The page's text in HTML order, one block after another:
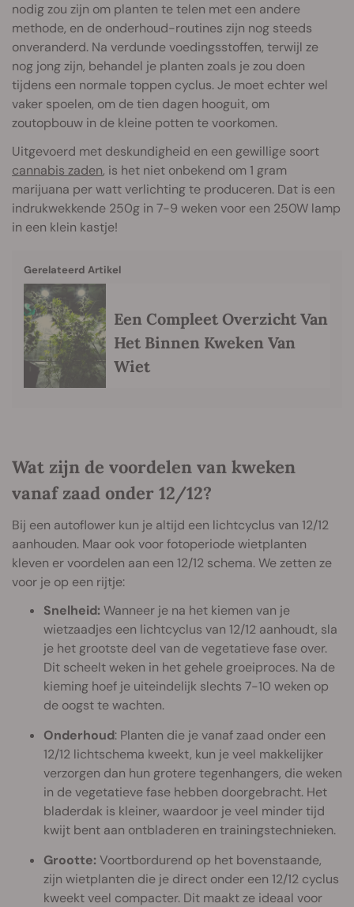
nodig zou zijn om planten te telen met een andere
methode, en de onderhoud-routines zijn nog steeds
onveranderd. Na verdunde voedingsstoffen, terwijl ze
nog jong zijn, behandel je planten zoals je zou doen
tijdens een normale toppen cyclus. Je moet echter wel
vaker spoelen, om de tien dagen hooguit, om
zoutopbouw in de kleine potten te voorkomen.
Uitgevoerd met deskundigheid en een gewillige soort
cannabis zaden, is het niet onbekend om 1 gram
marijuana per watt verlichting te produceren. Dat is een
indrukwekkende 250g in 7-9 weken voor een 250W lamp
in een klein kastje!
Gerelateerd Artikel
Een Compleet Overzicht Van
Het Binnen Kweken Van
Wiet
Wat zijn de voordelen van kweken
vanaf zaad onder 12/12?
Bij een autoflower kun je altijd een lichtcyclus van 12/12
aanhouden. Maar ook voor fotoperiode wietplanten
kleven er voordelen aan een 12/12 schema. We zetten ze
voor je op een rijtje:
Snelheid: Wanneer je na het kiemen van je
wietzaadjes een lichtcyclus van 12/12 aanhoudt, sla
je het grootste deel van de vegetatieve fase over.
Dit scheelt weken in het gehele groeiproces. Na de
kieming hoef je uiteindelijk slechts 7-10 weken op
de oogst te wachten.
Onderhoud: Planten die je vanaf zaad onder een
12/12 lichtschema kweekt, kun je veel makkelijker
verzorgen dan hun grotere tegenhangers, die weken
in de vegetatieve fase hebben doorgebracht. Het
bladerdak is kleiner, waardoor je veel minder tijd
kwijt bent aan ontbladeren en trainingstechnieken.
Grootte: Voortbordurend op het bovenstaande,
zijn wietplanten die je direct onder een 12/12 cyclus
kweekt veel compacter. Dit maakt ze ideaal voor